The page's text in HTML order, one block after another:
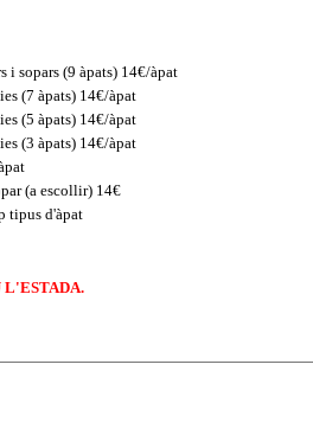
i sopars (9 àpats) 14€/àpat
(7 àpats) 14€/àpat
(5 àpats) 14€/àpat
(3 àpats) 14€/àpat
(a escollir) 14€
tipus d'àpat
L'ESTADA.